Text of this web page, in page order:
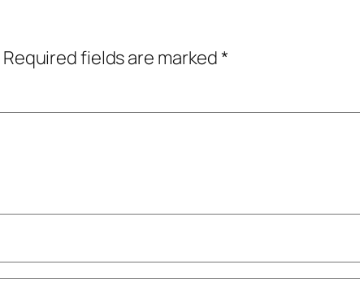
Required fields are marked*